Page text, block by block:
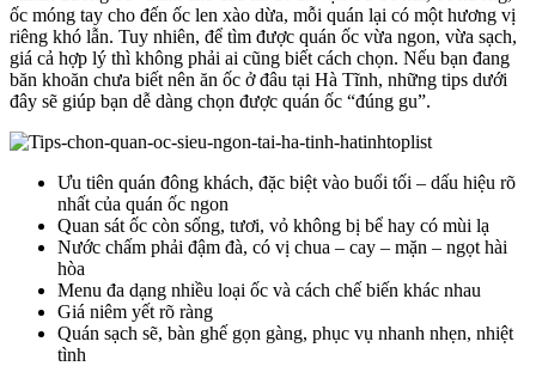
ốc móng tay cho đến ốc len xào dừa, mỗi quán lại có một hương vị
riêng khó lẫn. Tuy nhiên, để tìm được quán ốc vừa ngon, vừa sạch,
giá cả hợp lý thì không phải ai cũng biết cách chọn. Nếu bạn đang
băn khoăn chưa biết nên ăn ốc ở đâu tại Hà Tĩnh, những tips dưới
đây sẽ giúp bạn dễ dàng chọn được quán ốc “đúng gu”.
Ưu tiên quán đông khách, đặc biệt vào buổi tối – dấu hiệu rõ
nhất của quán ốc ngon
Quan sát ốc còn sống, tươi, vỏ không bị bể hay có mùi lạ
Nước chấm phải đậm đà, có vị chua – cay – mặn – ngọt hài
hòa
Menu đa dạng nhiều loại ốc và cách chế biến khác nhau
Giá niêm yết rõ ràng
Quán sạch sẽ, bàn ghế gọn gàng, phục vụ nhanh nhẹn, nhiệt
tình